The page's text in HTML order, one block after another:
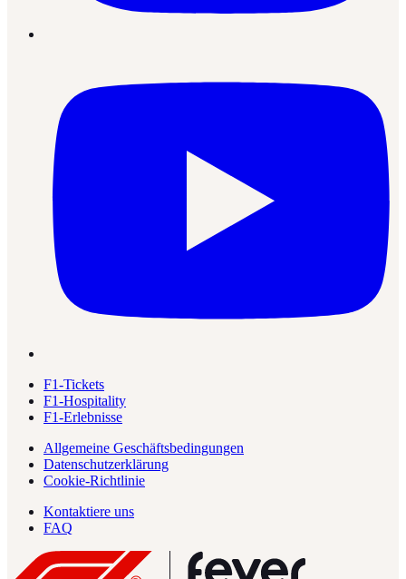
F1-Tickets
F1-Hospitality
F1-Erlebnisse
Allgemeine Geschäftsbedingungen
Datenschutzerklärung
Cookie-Richtlinie
Kontaktiere uns
FAQ